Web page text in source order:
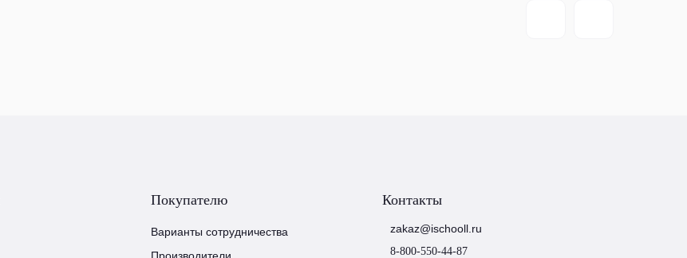
Покупателю
Варианты сотрудничества
Контакты
zakaz@ischooll.ru
8-800-550-44-87